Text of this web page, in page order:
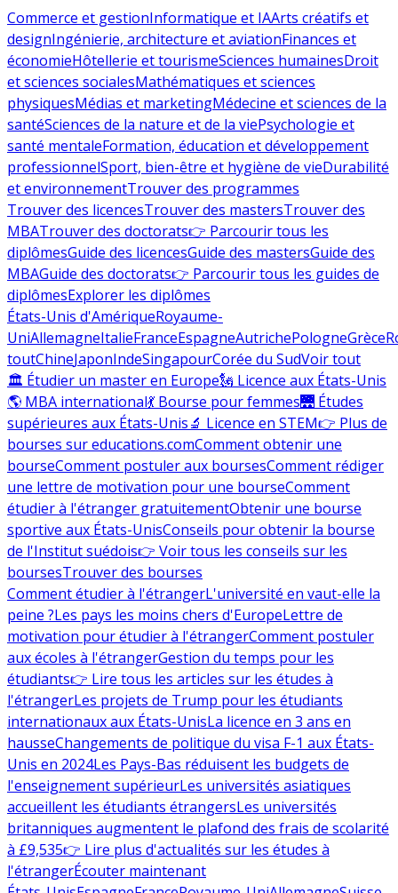
Commerce et gestionInformatique et IAArts créatifs et
designIngénierie, architecture et aviationFinances et
économieHôtellerie et tourismeSciences humainesDroit
et sciences socialesMathématiques et sciences
physiquesMédias et marketingMédecine et sciences de la
santéSciences de la nature et de la viePsychologie et
santé mentaleFormation, éducation et développement
professionnelSport, bien-être et hygiène de vieDurabilité
et environnementTrouver des programmes
Trouver des licencesTrouver des mastersTrouver des
MBATrouver des doctorats👉 Parcourir tous les
diplômesGuide des licencesGuide des mastersGuide des
MBAGuide des doctorats👉 Parcourir tous les guides de
diplômesExplorer les diplômes
États-Unis d'AmériqueRoyaume-
UniAllemagneItalieFranceEspagneAutrichePologneGrèce
toutChineJaponIndeSingapourCorée du SudVoir tout
🏛 Étudier un master en Europe🗽 Licence aux États-Unis
🌎 MBA international💃 Bourse pour femmes🌉 Études
supérieures aux États-Unis🔬 Licence en STEM👉 Plus de
bourses sur educations.comComment obtenir une
bourseComment postuler aux boursesComment rédiger
une lettre de motivation pour une bourseComment
étudier à l'étranger gratuitementObtenir une bourse
sportive aux États-UnisConseils pour obtenir la bourse
de l'Institut suédois👉 Voir tous les conseils sur les
boursesTrouver des bourses
Comment étudier à l'étrangerL'université en vaut-elle la
peine ?Les pays les moins chers d'EuropeLettre de
motivation pour étudier à l'étrangerComment postuler
aux écoles à l'étrangerGestion du temps pour les
étudiants👉 Lire tous les articles sur les études à
l'étrangerLes projets de Trump pour les étudiants
internationaux aux États-UnisLa licence en 3 ans en
hausseChangements de politique du visa F-1 aux États-
Unis en 2024Les Pays-Bas réduisent les budgets de
l'enseignement supérieurLes universités asiatiques
accueillent les étudiants étrangersLes universités
britanniques augmentent le plafond des frais de scolarité
à £9,535👉 Lire plus d'actualités sur les études à
l'étrangerÉcouter maintenant